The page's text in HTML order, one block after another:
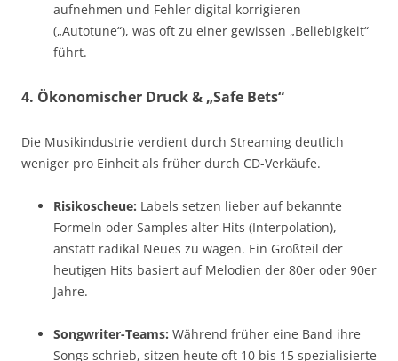
aufnehmen und Fehler digital korrigieren
(„Autotune“), was oft zu einer gewissen „Beliebigkeit“
führt.
4. Ökonomischer Druck & „Safe Bets“
Die Musikindustrie verdient durch Streaming deutlich
weniger pro Einheit als früher durch CD-Verkäufe.
Risikoscheue: Labels setzen lieber auf bekannte
Formeln oder Samples alter Hits (Interpolation),
anstatt radikal Neues zu wagen. Ein Großteil der
heutigen Hits basiert auf Melodien der 80er oder 90er
Jahre.
Songwriter-Teams: Während früher eine Band ihre
Songs schrieb, sitzen heute oft 10 bis 15 spezialisierte